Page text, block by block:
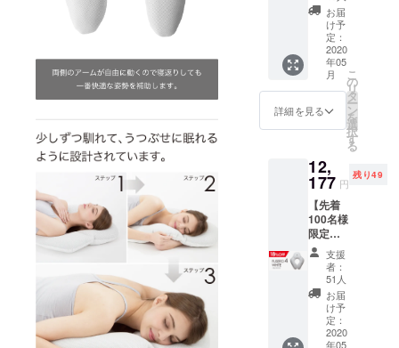
（税
込・送
料別途
300円 ※
単品注
文の場
合） ・
お届け
で ※本
体は別
売で
す。 ※
一般販
売予定
商品と
一部違
う場合
がござ
いま
す。製
品の性
RO 4専
用カ
バー ブ
ラック×
1枚）
支援者
様限定
15%off
の
￥3,376
込・送
料込）
にて承
りま
す。 一
般販売
予定価
￥3,972
（税
込・送
料別途
300円 ※
お届
け予
定：
2020
年05
月
詳細を見る
こ
の
リ
タ
ー
ン
を
選
択
す
る
12,
177 円
残り49
【先着
100名様
限定】
早割
18％OF
F（FUS
ERO4ホ
ワイト
×1個）
一般販
支援
者：
51人
お届
け予
定：
2020
年05